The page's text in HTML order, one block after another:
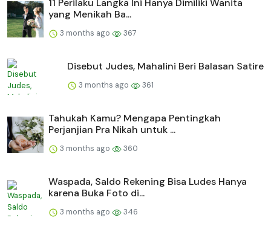
11 Perilaku Langka Ini Hanya Dimiliki Wanita
yang Menikah Ba...
3 months ago 367
Disebut Judes, Mahalini Beri Balasan Satire
3 months ago 361
Tahukah Kamu? Mengapa Pentingkah
Perjanjian Pra Nikah untuk ...
3 months ago 360
Waspada, Saldo Rekening Bisa Ludes Hanya
karena Buka Foto di...
3 months ago 346